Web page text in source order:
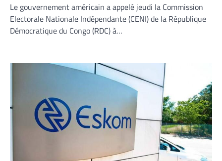
Le gouvernement américain a appelé jeudi la Commission
Electorale Nationale Indépendante (CENI) de la République
Démocratique du Congo (RDC) à…